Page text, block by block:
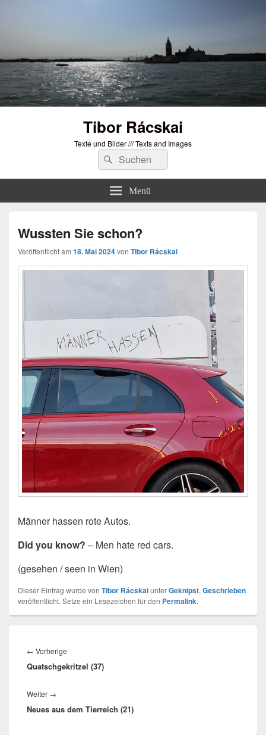
Tibor Rácskai
Texte und Bilder /// Texts and Images
Suchen
nach:
Suchen
Menü
Wussten Sie schon?
Veröffentlicht am 18. Mai 2024von Tibor Rácskai
Männer hassen rote Autos.
Did you know? – Men hate red cars.
(gesehen / seen in Wien)
Dieser Eintrag wurde von Tibor RácskaiunterGeknipst, Geschrieben
veröffentlicht. Setze ein Lesezeichen für den Permalink.
← Vorherige
Beitrag:
Quatschgekritzel (37)
Weiter →
Beitrag:
Neues aus dem Tierreich (21)